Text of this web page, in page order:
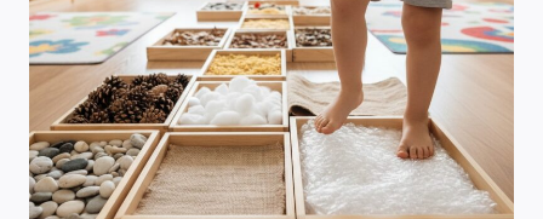
(I
SIEBIE)
DO
ADAPTACJI